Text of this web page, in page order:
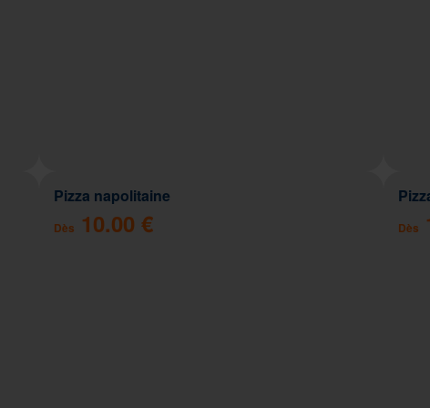
Pizza napolitaine
Dès 10.00 € Dès